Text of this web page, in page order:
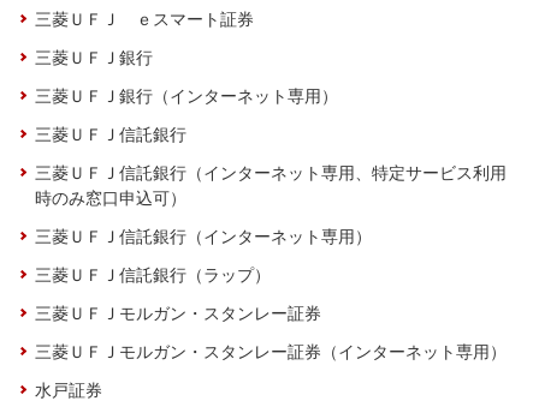
三菱ＵＦＪ ｅスマート証券
三菱ＵＦＪ銀行
三菱ＵＦＪ銀行（インターネット専用）
三菱ＵＦＪ信託銀行
三菱ＵＦＪ信託銀行（インターネット専用、特定サービス利用
時のみ窓口申込可）
三菱ＵＦＪ信託銀行（インターネット専用）
三菱ＵＦＪ信託銀行（ラップ）
三菱ＵＦＪモルガン・スタンレー証券
三菱ＵＦＪモルガン・スタンレー証券（インターネット専用）
水戸証券